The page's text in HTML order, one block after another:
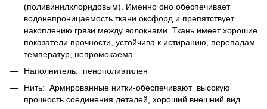
(поливинилхлоридовым). Именно оно обеспечивает
водонепроницаемость ткани оксфорд и препятствует
накоплению грязи между волокнами. Ткань имеет хорошие
показатели прочности, устойчива к истиранию, перепадам
температур, непромокаема.
Наполнитель: пенополиэтилен
Нить: Армированные нитки-обеспечивают высокую
прочность соединения деталей, хороший внешний вид